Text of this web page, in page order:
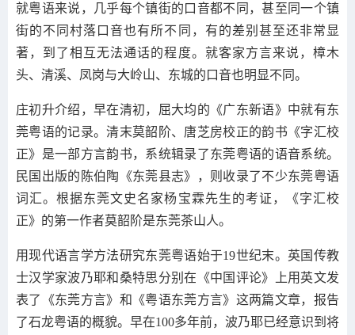
就粤语来说，几乎每个镇街的口音都不同，甚至同一个镇
街的不同村落口音也有所不同，有的差别甚至还非常显
著，到了相互无法通话的程度。就客家方言来说，樟木
头、清溪、凤岗与大岭山、东城的口音也明显不同。
庄初升介绍，早在清初，屈大均的《广东新语》中就有东
莞粤语的记录。清末莫韶阶、唐芝房校正的韵书《字汇校
正》是一部方言韵书，系统辑录了东莞粤语的语音系统。
民国出版的陈伯陶《东莞县志》，则收录了不少东莞粤语
词汇。根据东莞文史名家杨宝霖先生的考证，《字汇校
正》的第一作者莫韶阶是东莞茶山人。
用现代语言学方法研究东莞粤语始于19世纪末。英国传教
士汉学家波乃耶和桑特思分别在《中国评论》上用英文发
表了《东莞方言》和《粤语东莞方言》这两篇文章，报告
了石龙粤语的概貌。早在100多年前，波乃耶已经意识到将